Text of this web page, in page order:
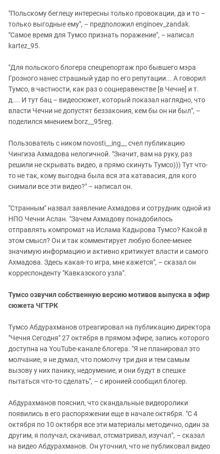
"Польскому беглецу интересны только провокации, да и то –
только выгодные ему", – предположил enginoev_zandak.
"Самое время для Тумсо признать поражение", – написал
kartez_95.
"Для польского блогера спецрепортаж про бывшего мэра
Грозного нанес страшный удар по его репутации... А говорил
Тумсо, в частности, как раз о соцнеравенстве [в Чечне] и т.
д.... И тут бац – видеосюжет, который показал наглядно, что
власти Чечни не допустят беззакония, кем бы он ни был", –
поделился мнением borz__95reg.
Пользователь с ником novosti__ing__ счел публикацию
Чингиза Ахмадова нелогичной. "Значит, вам на руку, раз
решили не скрывать видео, а прямо скинуть Тумсо))) Тут что-
то не так, кому выгодна была вся эта катавасия, для кого
снимали все эти видео?" – написал он.
"Странным" назвал заявление Ахмадова и сотрудник одной из
НПО Чечни Аслан. "Зачем Ахмадову понадобилось
отправлять компромат на Ислама Кадырова Тумсо? Какой в
этом смысл? Он и так комментирует любую более-менее
значимую информацию и активно критикует власти и самого
Ахмадова. Здесь какая-то игра, мне кажется", – сказал он
корреспонденту "Кавказского узла".
Тумсо озвучил собственную версию мотивов выпуска в эфир
сюжета ЧГТРК
Тумсо Абдурахманов отреагировал на публикацию директора
"Чечня Сегодня" 27 октября в прямом эфире, запись которого
доступна на YouTube-канале блогера. "Я не планировал это
молчание, я не думал, что помолчу три дня и тем самым
вызову у них панику, недоумение, и они будут в спешке
пытаться что-то сделать", – с иронией сообщил блогер.
Абдурахманов пояснил, что скандальные видеоролики
появились в его распоряжении еще в начале октября. "С 4
октября по 10 октября все эти материалы методично, один за
другим, я получал, скачивал, отсматривал, изучал", – сказал
на видео Абдурахманов. Он уточнил, что не публиковал видео